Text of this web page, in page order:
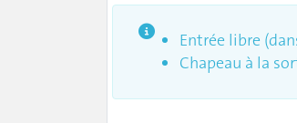
Entrée libre
Chapeau à la